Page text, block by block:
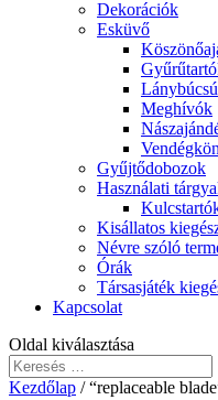
Dekorációk
Esküvő
Lánybúcsú
Meghívók
Gyűjtődobozok
Használati
Kisállatos
Névre szóló
Órák
Társasjáték
Kapcsolat
Oldal kiválasztása
Kezdőlap / “replaceable